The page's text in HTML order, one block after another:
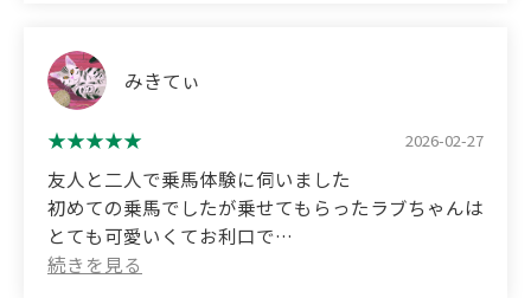
very comfortable riding.🐎 The time I spent freely
interacting with the friendly horses was a great
her front legs for treats.😊 I'll definitely go again.💛
敷地内の25頭ほどの馬も可愛い顔を見せてくれて
癒されました。
I was thrilled to interact with a thoroughbred for
the first time!
I was extremely satisfied to see their size up close,
their slightly fluffy winter fur, and feel their
みきてぃ
2026-02-27
友人と二人で乗馬体験に伺いました
初めての乗馬でしたが乗せてもらったラブちゃんは
とても可愛いくてお利口で
大変癒されました